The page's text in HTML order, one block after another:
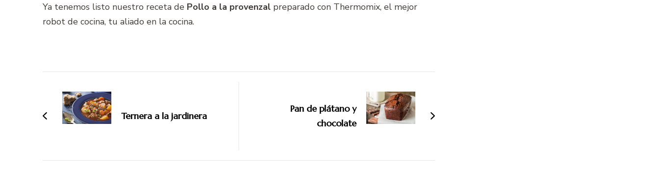
Ya tenemos listo nuestro receta de Pollo a la provenzal preparado con Thermomix, el mejor
robot de cocina, tu aliado en la cocina.
entradas
Ternera a la jardinera
Pan de plátano y
chocolate